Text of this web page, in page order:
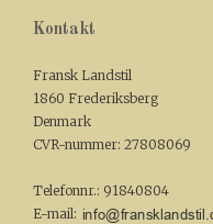
Kontakt
Fransk Landstil
1860 Frederiksberg
Denmark
CVR-nummer: 27808069
Telefonnr.: 91840804
E-mail: